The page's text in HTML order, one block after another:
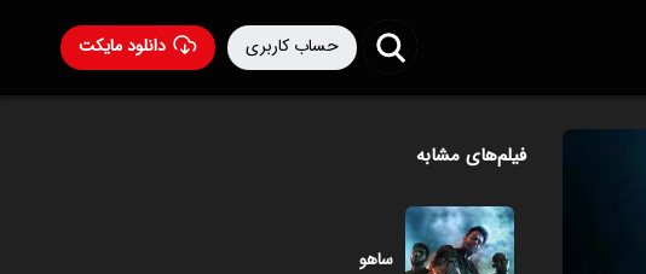
دانلود مایکت حساب کاربری
فیلم‌های مشابه
ساهو